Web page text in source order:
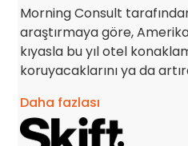
Morning Consult
araştırmaya göre,
kıyasla bu yıl otel
koruyacaklarını ya da
Daha fazlası